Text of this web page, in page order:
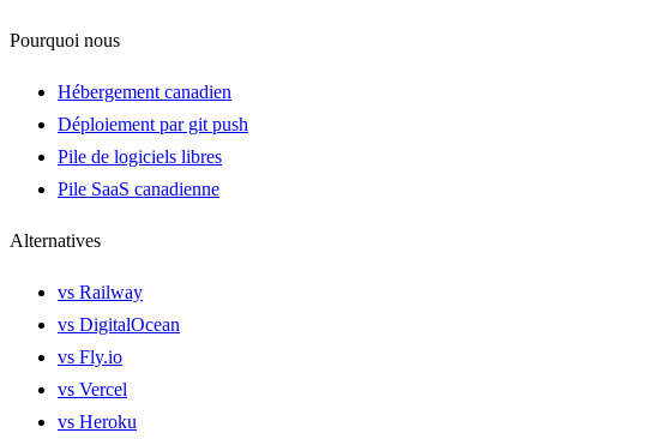
Pourquoi nous
Hébergement canadien
Déploiement par git push
Pile de logiciels libres
Pile SaaS canadienne
Alternatives
vs Railway
vs DigitalOcean
vs Fly.io
vs Vercel
vs Heroku